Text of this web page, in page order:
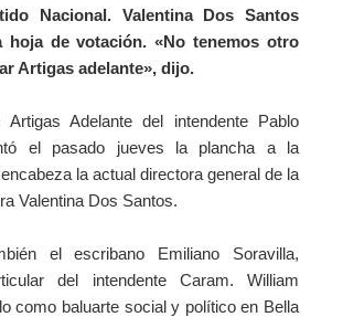
Nacional. Valentina Dos Santos
hoja de votación. «No tenemos otro
Artigas adelante», dijo.
Artigas Adelante del intendente Pablo
el pasado jueves la plancha a la
la actual directora general de la
Valentina Dos Santos.
el escribano Emiliano Soravilla,
del intendente Caram. William
como baluarte social y político en Bella